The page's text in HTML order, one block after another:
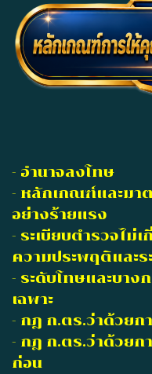
- อำนาจลงโทษ
- หลักเกณฑ์และมา
อย่างร้ายแรง
- ระเบียบตำรวจไม่
ความประพฤติและร
- ระดับโทษและบา
เฉพาะ
- กฎ ก.ตร.ว่าด้วยก
- กฎ ก.ตร.ว่าด้วยก
ก่อน